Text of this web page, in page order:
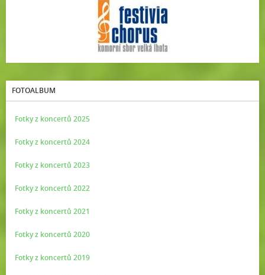
FOTOALBUM
Fotky z koncertů 2025
Fotky z koncertů 2024
Fotky z koncertů 2023
Fotky z koncertů 2022
Fotky z koncertů 2021
Fotky z koncertů 2020
Fotky z koncertů 2019